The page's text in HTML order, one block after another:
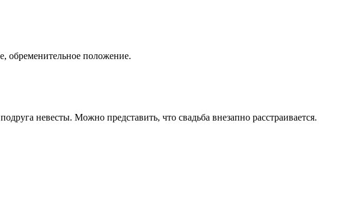
обременительное положение.
невесты. Можно представить, что свадьба внезапно расстраивается.